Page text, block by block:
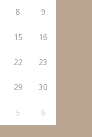
8 9
15 16
22 23
29 30
5 6